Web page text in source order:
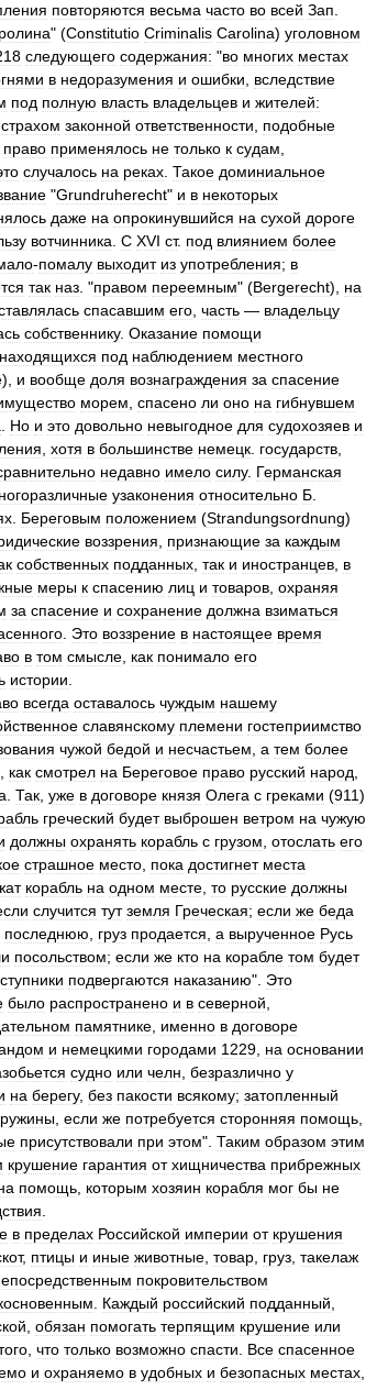
повторяются весьма часто во всей Зап
" (Constitutio Criminalis Carolina) уголовном
следующего содержания: "во многих местах
в недоразумения и ошибки
вследствие
под полную власть владельцев и жителей:
страхом законной ответственности
подобные
право применялось не только к судам
случалось на реках Такое доминиальное
"Grundruherecht" и в некоторых
даже на опрокинувшийся на сухой дороге
вотчинника С XVI ст. под влиянием более
-помалу выходит из употребления; в
так наз . "правом переемным" (Bergerecht), на
спасавшим его часть — владельцу
собственнику. Оказание помощи
находящихся под наблюдением местного
), и вообще доля вознаграждения за спасение
морем спасено ли оно на гибнувшем
Но и это довольно невыгодное для судохозяев и
хотя в большинстве немецк государств
недавно имело силу. Германская
узаконения относительно Б
Береговым положением (Strandungsordnung)
воззрения признающие за каждым
собственных подданных так и иностранцев в
меры к спасению лиц и товаров охраняя
за спасение и сохранение должна взиматься
Это воззрение в настоящее время
в том смысле как понимало его
истории
всегда оставалось чуждым нашему
славянскому племени гостеприимство
чужой бедой и несчастьем а тем более
как смотрел на Береговое право русский народ
Так уже в договоре князя Олега с греками (911)
греческий будет выброшен ветром на чужую
должны охранять корабль с грузом отослать его
страшное место пока достигнет места
корабль на одном месте то русские должны
случится тут земля Греческая; если же беда
последнюю груз продается а вырученное Русь
посольством; если же кто на корабле том будет
подвергаются наказанию". Это
было распространено и в северной
памятнике именно в договоре
и немецкими городами 1229 на основании
судно или челн безразлично у
на берегу, без пакости всякому; затопленный
если же потребуется сторонняя помощь
присутствовали при этом". Таким образом этим
крушение гарантия от хищничества прибрежных
помощь которым хозяин корабля мог бы не
в пределах Российской империи от крушения
, птицы и иные животные товар груз такелаж
покровительством
Каждый российский подданный
обязан помогать терпящим крушение или
что только возможно спасти Все спасенное
и охраняемо в удобных и безопасных местах